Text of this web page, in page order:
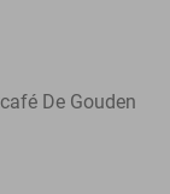
De Gouden